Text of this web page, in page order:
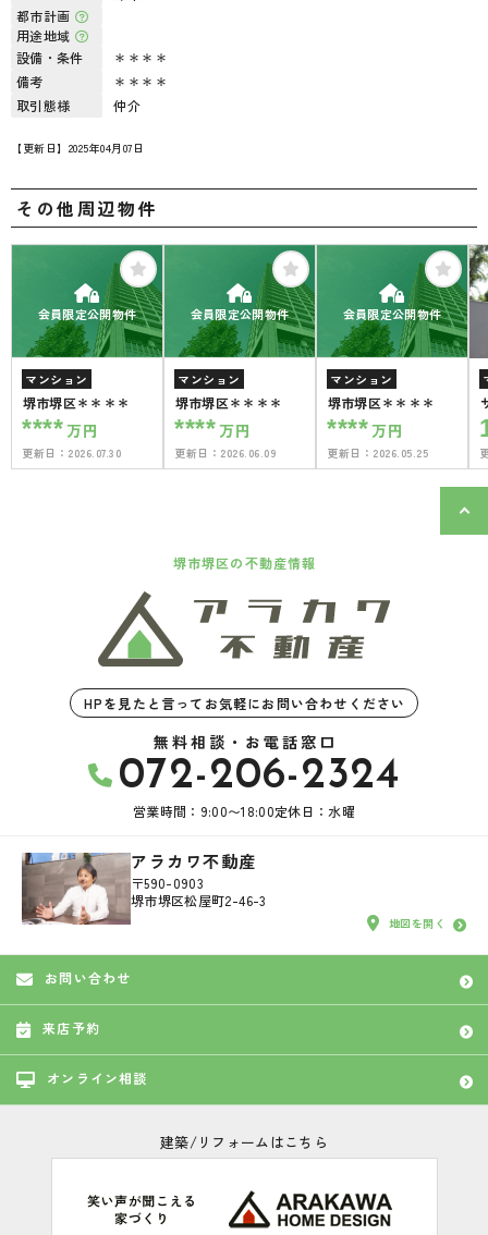
都市計画
用途地域
設備・条件
＊＊＊＊
備考
＊＊＊＊
取引態様
仲介
【更新日】2025年04月07日
その他周辺物件
会員限定公開物件
マンション
堺市堺区＊＊＊＊
****万円
更新日： 2026.07.30
会員限定公開物件
マンション
堺市堺区＊＊＊＊
****万円
更新日： 2026.06.09
会員限定公開物件
マンション
堺市堺区＊＊＊＊
****万円
更新日： 2026.05.25
堺市堺区の不動産情報
HPを見たと言ってお気軽にお問い合わせください
無料相談・お電話窓口
072-206-2324
営業時間：9:00〜18:00定休日：水曜
アラカワ不動産
〒590-0903
堺市堺区松屋町2-46-3
地図を開く
お問い合わせ
来店予約
オンライン相談
建築/リフォームはこちら